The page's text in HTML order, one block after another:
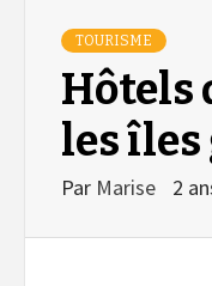
TOURISME
Hôtels
les îles
Par Marise 2